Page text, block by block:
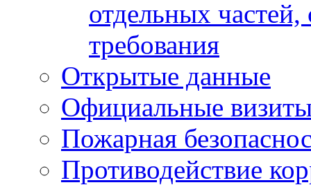
отдельных
требования
Открытые данные
Официальные
Пожарная
Противодействие